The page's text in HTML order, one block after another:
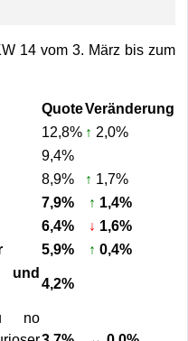
14 vom 3. März bis zum
QuoteVeränderung
12,8% ↑ 2,0%
9,4%
8,9% ↑ 1,7%
7,9% ↑ 1,4%
6,4% ↓ 1,6%
5,9% ↑ 0,4%
und
4,2%
no